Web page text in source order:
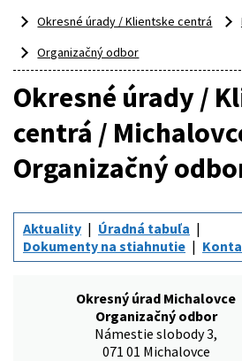
Okresné úrady / Klientske centrá
Organizačný odbor
Okresné úrady /
centrá /
Organizačný
Aktuality
Úradná tabuľa
Dokumenty na stiahnutie
Okresný úrad Michalovce
Organizačný odbor
Námestie slobody 3,
071 01 Michalovce